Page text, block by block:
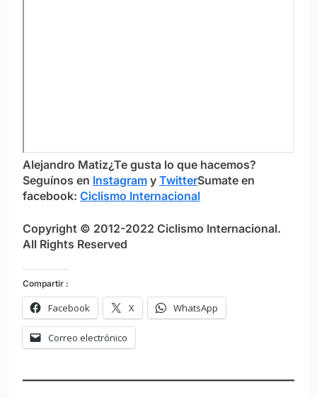
Alejandro Matiz¿Te gusta lo que hacemos?
Seguínos en Instagram y TwitterSumate en
facebook: Ciclismo Internacional
Copyright © 2012-2022 Ciclismo Internacional.
All Rights Reserved
Compartir :
Facebook X WhatsApp
Correo electrónico